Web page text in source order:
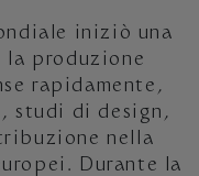
iniziò una
la produzione
rapidamente,
studi di design,
nella
Durante la